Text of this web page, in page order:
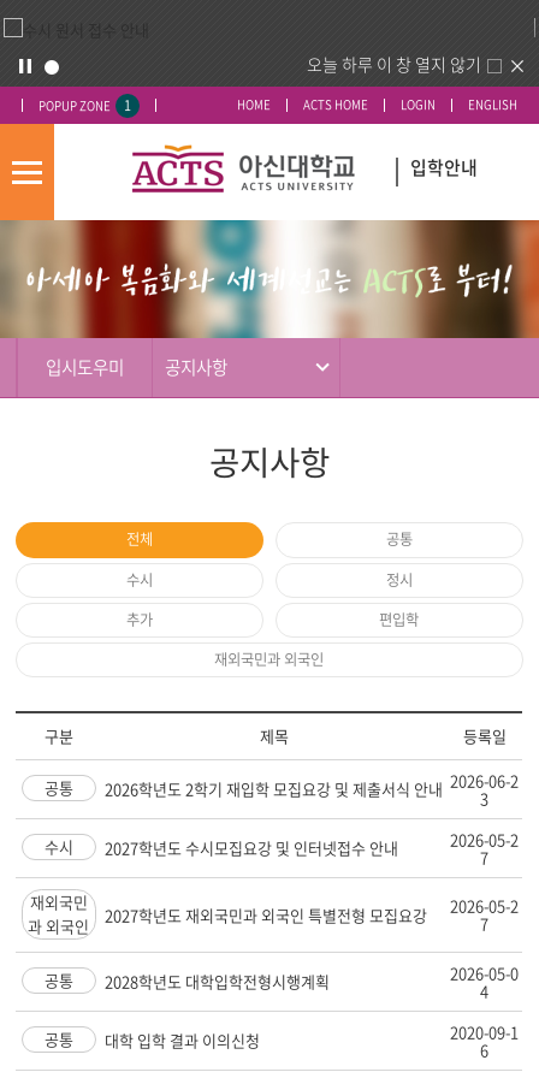
오늘 하루 이 창 열지 않기
POPUP ZONE 1 HOME ACTS HOME LOGIN ENGLISH
모
뉴
입학안내
입시도우미 공지사항
공지사항
전체
공통
수시
정시
추가
편입학
재외국민과 외국인
구분 제목 등록일
공통 2026학년도 2학기 재입학 모집요강 및 제출서식 안내 2026-06-2
3
수시 2027학년도 수시모집요강 및 인터넷접수 안내 2026-05-2
7
재외국민
과 외국인
2027학년도 재외국민과 외국인 특별전형 모집요강 2026-05-2
7
공통 2028학년도 대학입학전형시행계획 2026-05-0
4
공통 대학 입학 결과 이의신청 2020-09-1
6